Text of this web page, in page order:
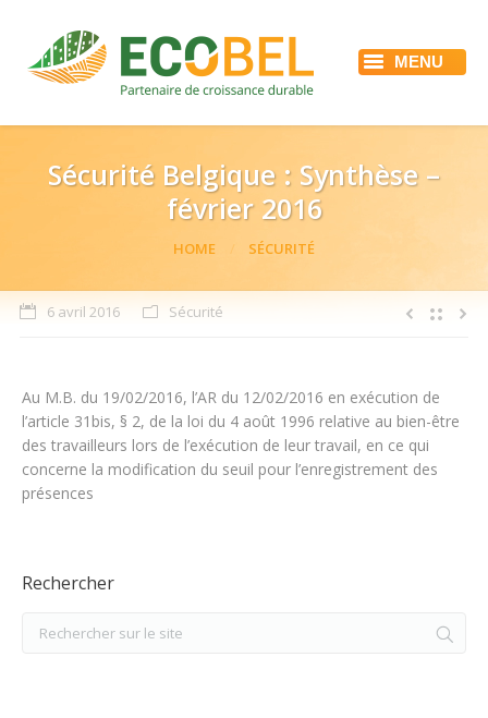
MENU
ACCUEIL
RÉFÉRENCES
ACTUALITÉS
EMPLOI
CONTACT
Sécurité Belgique : Synthèse –
février 2016
HOME SÉCURITÉ
6 avril 2016 Sécurité
Au M.B. du 19/02/2016, l’AR du 12/02/2016 en exécution de
l’article 31bis, § 2, de la loi du 4 août 1996 relative au bien-être
des travailleurs lors de l’exécution de leur travail, en ce qui
concerne la modification du seuil pour l’enregistrement des
présences
Rechercher